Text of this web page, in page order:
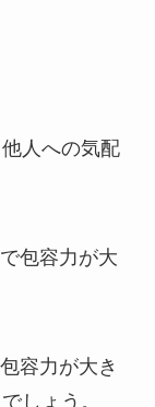
人への気配
包容力が大
容力が大き
しょう。